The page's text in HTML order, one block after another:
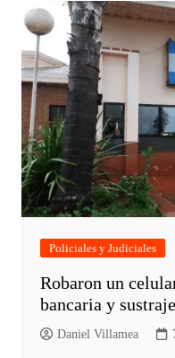
Policiales y Judiciales
Robaron un
bancaria y
Daniel Villamea